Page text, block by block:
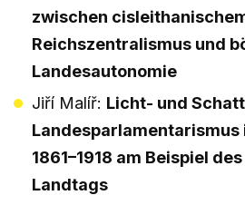
zwischen
Reichszentralismus und
Landesautonomie
Jiří Malíř: Licht- und
Landesparlamentarismus
1861–1918 am Beispiel
Landtags